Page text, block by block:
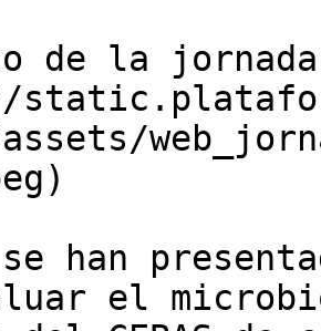
de la
se han
el